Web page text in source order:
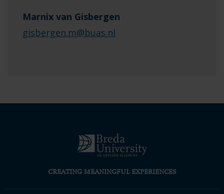
Marnix van Gisbergen
gisbergen.m@buas.nl
CREATING MEANINGFUL EXPERIENCES